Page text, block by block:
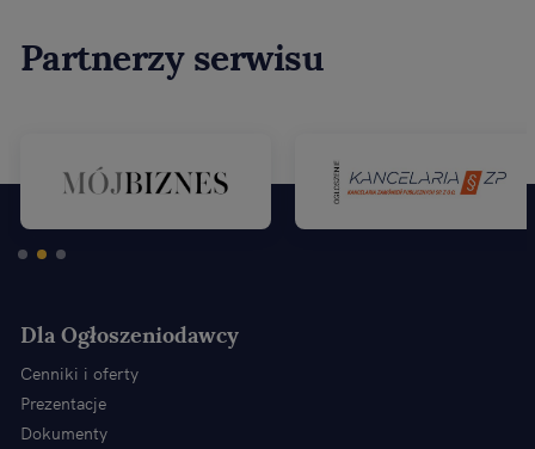
Partnerzy serwisu
Dla Ogłoszeniodawcy
Cenniki i oferty
Prezentacje
Dokumenty